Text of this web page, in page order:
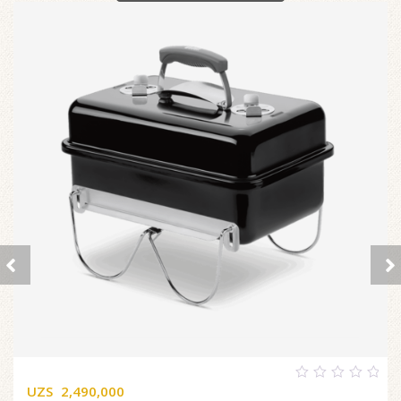
UZS 2,490,000